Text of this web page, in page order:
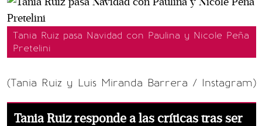
Tania Ruiz pasa Navidad con Paulina y Nicole Peña
Pretelini
(Tania Ruiz y Luis Miranda Barrera / Instagram)
Tania Ruiz responde a las críticas tras ser